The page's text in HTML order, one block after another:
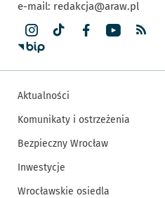
e-mail: redakcja@araw.pl
Aktualności
Komunikaty i ostrzeżenia
Bezpieczny Wrocław
Inwestycje
Wrocławskie osiedla